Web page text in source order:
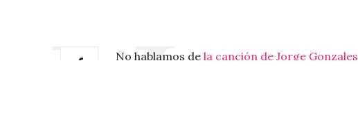
No hablamos de la canción de Jorge Gonzales